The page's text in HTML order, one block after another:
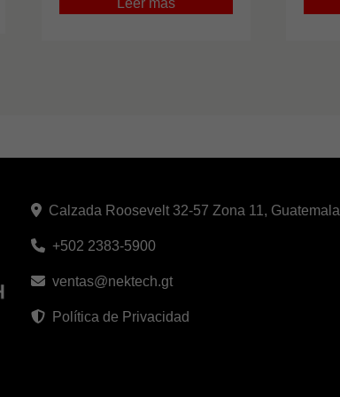
Calzada Roosevelt 32-57 Zona 11, Guatemala
+502 2383-5900
ventas@nektech.gt
Política de Privacidad